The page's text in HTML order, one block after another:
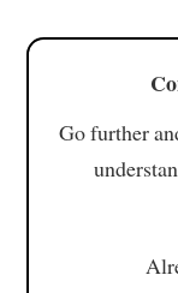
Go further